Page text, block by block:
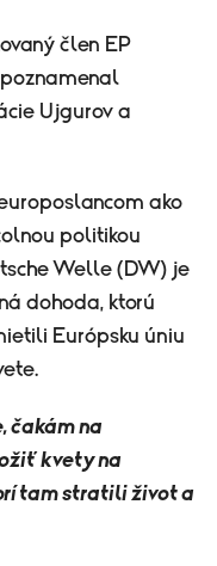
člen EP
Ujgurov a
ako
politikou
Welle (DW) je
dohoda, ktorú
Európsku úniu
čakám na
kvety na
tam stratili život a